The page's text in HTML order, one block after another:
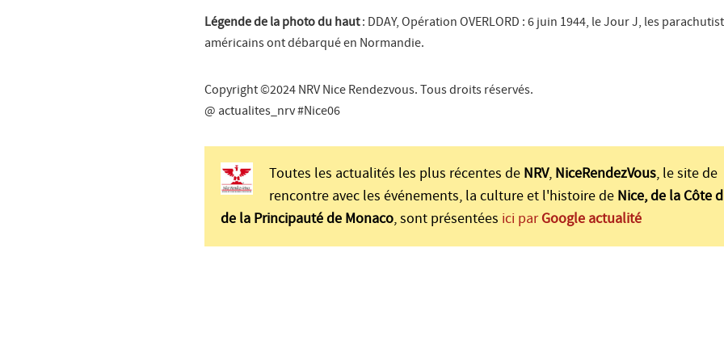
Légende de la photo du haut: DDAY, Opération OVERLORD : 6 juin 1944, le Jour J, les
américains ont débarqué en Normandie.
Copyright ©2024 NRV Nice Rendezvous. Tous droits réservés.
@ actualites_nrv #Nice06
Toutes les actualités les plus récentes de NRV, NiceRendezVous, le site de
rencontre avec les événements, la culture et l'histoire de Nice, de la Côte
de la Principauté de Monaco, sont présentées ici par Google actualité